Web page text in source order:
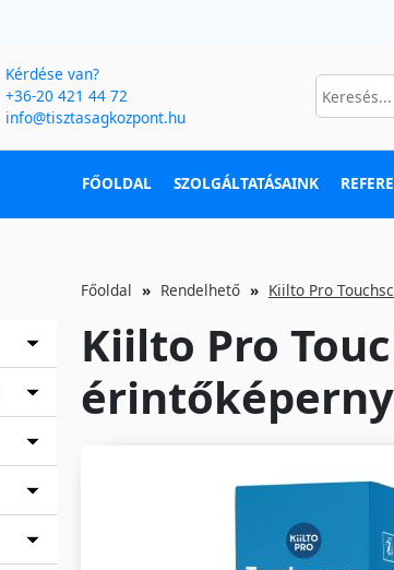
Kérdése van?
+36-20 421 44 72
info@tisztasagkozpont.hu
FŐOLDAL SZOLGÁLTATÁSAINK
Főoldal Rendelhető Kiilto Pro
Kiilto Pro